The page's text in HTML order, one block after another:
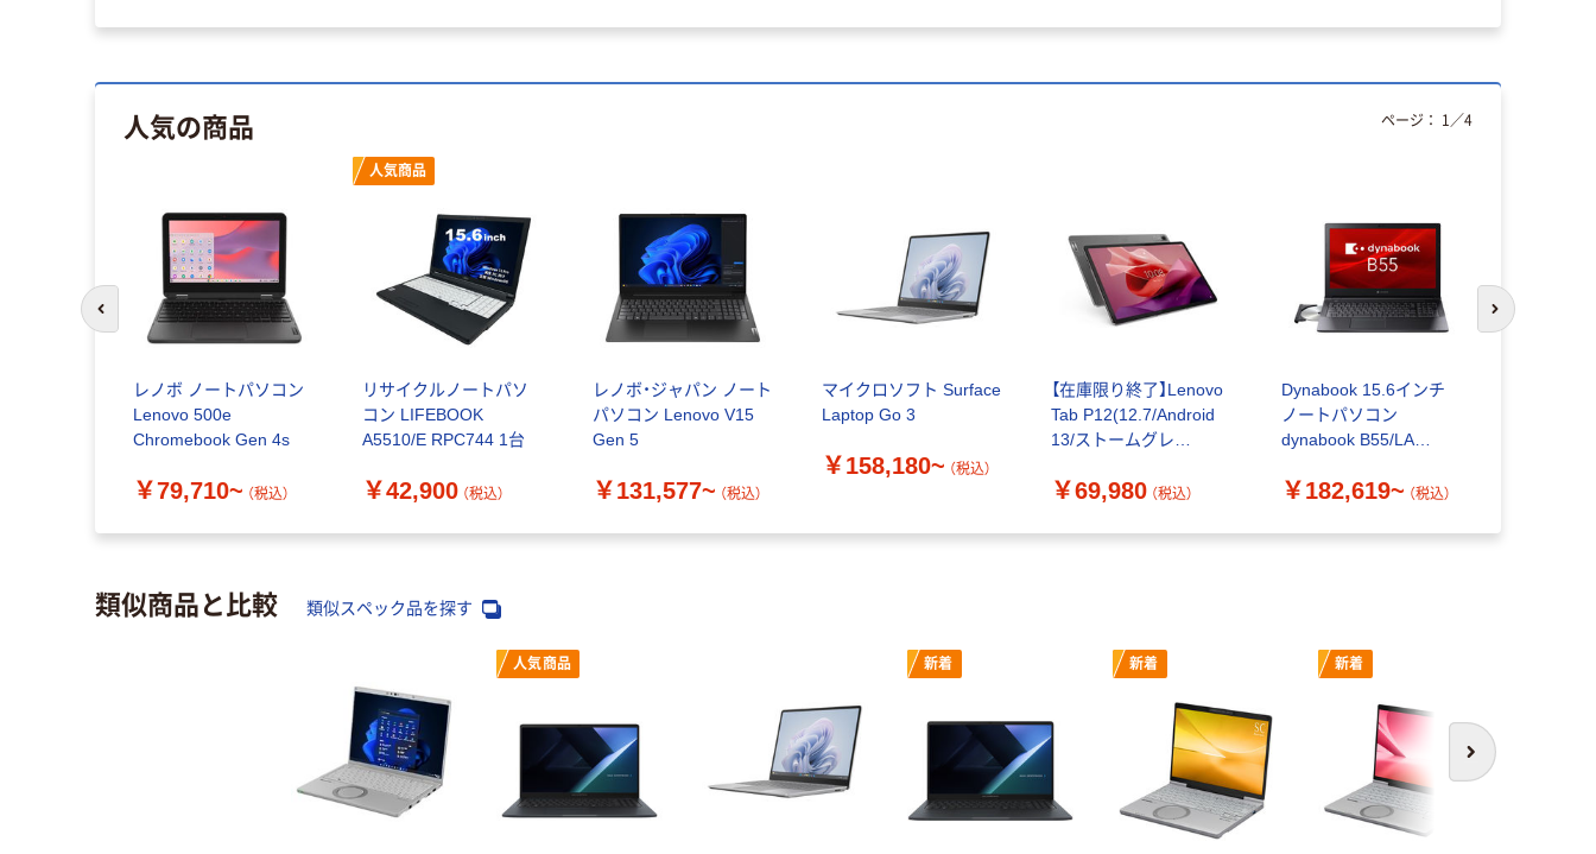
人気の商品
レノボ ノートパソコン
Lenovo 500e
Chromebook Gen 4s
￥79,710~ （税込）
人気商品
リサイクルノートパソ
コン LIFEBOOK
A5510/E RPC744 1台
￥42,900 （税込）
レノボ・ジャパン ノート
パソコン Lenovo V15
Gen 5
￥131,577~ （税込）
マイクロソフト Surface
Laptop Go 3
￥158,180~ （税込）
【在庫限り終了】Lenovo
Tab P12(12.7/Android
13/ストームグレ
ZACH0078JP 1個
￥69,980 （税込）
Dynabook 15.6インチ
ノートパソコン
dynabook B55/LA
￥182,619~ （税込）
ページ： 1 ／4
前のスライドへ 次のスライド
類似商品と比較 類似スペック品を探す
次へ
人気商品 新着 新着 新着